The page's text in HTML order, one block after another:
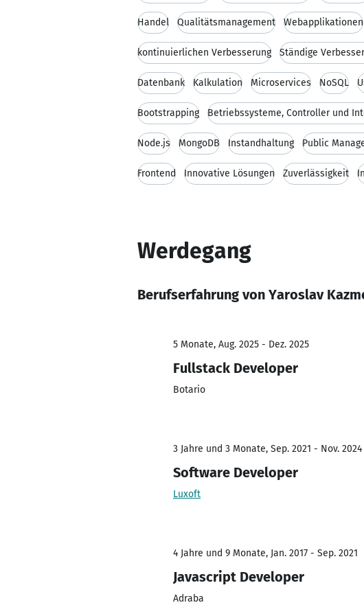
Handel Qualitätsmanagement Webapplikationen
kontinuierlichen Verbesserung Ständige
Datenbank Kalkulation Microservices NoSQL
Bootstrapping Betriebssysteme, Controller und
Node.js MongoDB Instandhaltung Public
Frontend Innovative Lösungen Zuverlässigkeit
Werdegang
Berufserfahrung von Yaroslav
5 Monate, Aug. 2025 - Dez. 2025
Fullstack Developer
Botario
3 Jahre und 3 Monate, Sep. 2021 - Nov. 2024
Software Developer
Luxoft
4 Jahre und 9 Monate, Jan. 2017 - Sep. 2021
Javascript Developer
Adraba